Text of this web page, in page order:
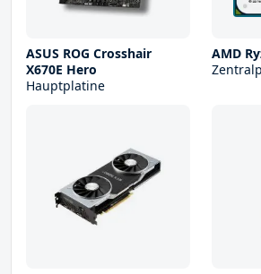
ASUS ROG Crosshair
X670E Hero
Hauptplatine
AMD